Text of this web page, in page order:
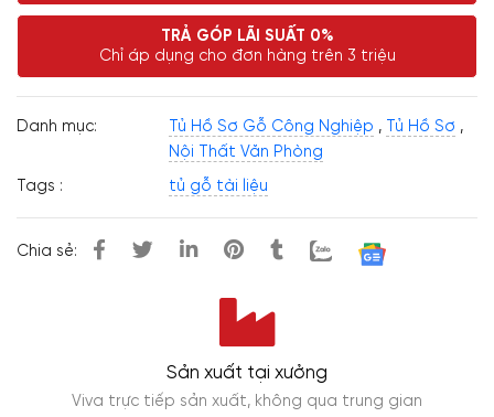
TRẢ GÓP LÃI SUẤT 0%
Chỉ áp dụng cho đơn hàng trên 3 triệu
Danh mục: Tủ Hồ Sơ Gỗ Công Nghiệp , Tủ Hồ Sơ ,
Nội Thất Văn Phòng
Tags :
tủ gỗ tài liệu
Chia sẻ:
Sản xuất tại xưởng
Viva trực tiếp sản xuất, không qua trung gian